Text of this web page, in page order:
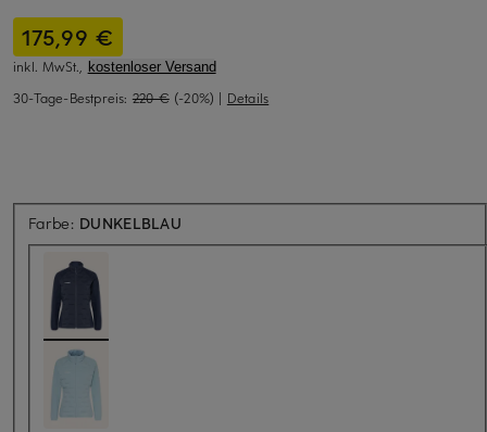
175,99 €
inkl. MwSt., kostenloser Versand
30-Tage-Bestpreis: 220 € (-20%) | Details
Farbe: DUNKELBLAU